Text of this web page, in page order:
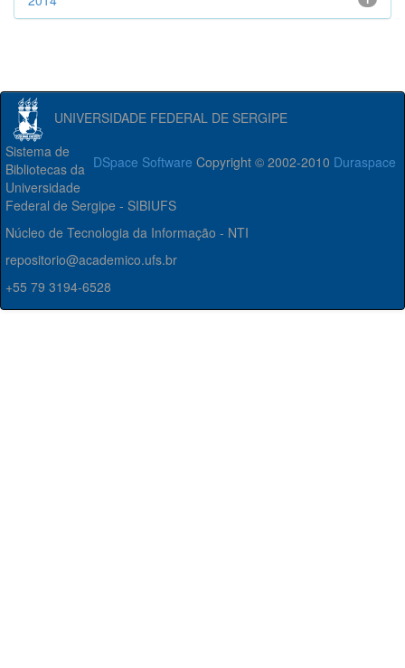
UNIVERSIDADE FEDERAL DE SERGIPE
DSpace Software Copyright © 2002-2010 Duraspace
Sistema de
Bibliotecas da
Universidade
Federal de Sergipe - SIBIUFS
Núcleo de Tecnologia da Informação - NTI
repositorio@academico.ufs.br
+55 79 3194-6528